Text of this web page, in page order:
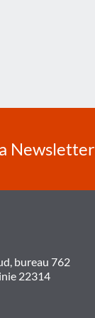
Newsletter
bureau 762
22314